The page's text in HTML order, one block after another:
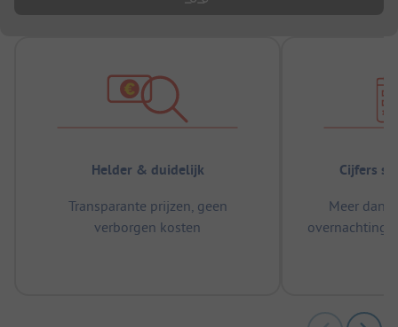
Helder & duidelijk
Transparante prijzen, geen
verborgen kosten
Cijfers
Meer dan